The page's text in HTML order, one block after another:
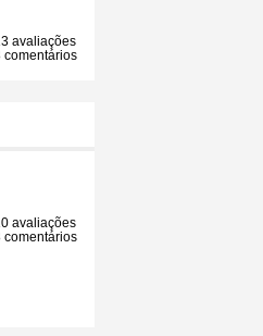
avaliações
comentários
avaliações
comentários